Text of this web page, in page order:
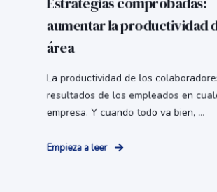
aumentar la productividad
área
La productividad de los
resultados de los empleados en
empresa. Y cuando todo va bien, ...
Empieza a leer